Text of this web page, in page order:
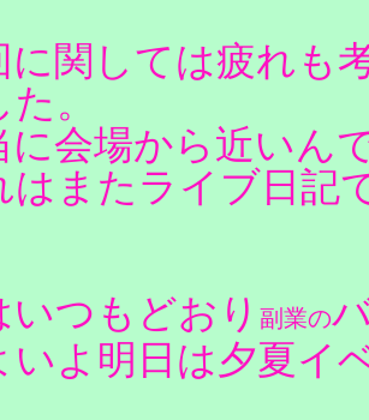
に関しては疲れも
。
に会場から近いん
はまたライブ日記
いつもどおり 副業の
いよ明日は夕夏イ